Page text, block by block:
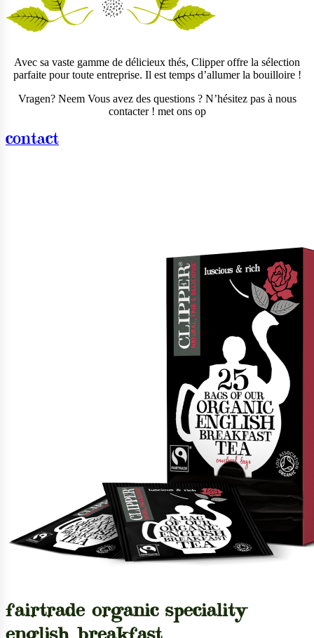
Avec sa vaste gamme de délicieux thés, Clipper offre la sélection
parfaite pour toute entreprise. Il est temps d’allumer la bouilloire !
Vragen? Neem Vous avez des questions ? N’hésitez pas à nous
contacter ! met ons op
contact
fairtrade organic speciality